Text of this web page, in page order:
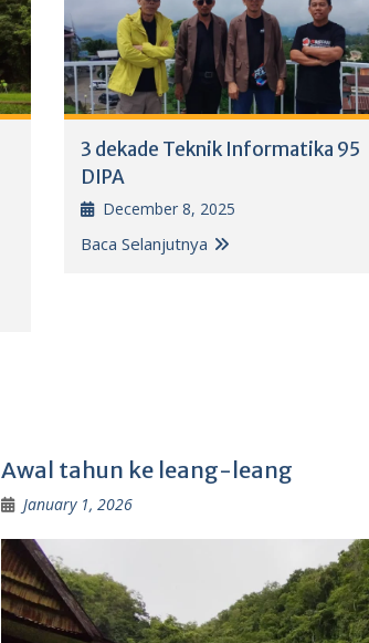
3 dekade Teknik Informatika 95
DIPA
December 8, 2025
Baca Selanjutnya
Awal tahun ke leang-leang
January 1, 2026